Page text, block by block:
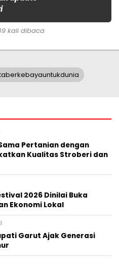
kali dibaca
Pertanian dengan
Kualitas Stroberi dan
2026 Dinilai Buka
Ekonomi Lokal
Garut Ajak Generasi